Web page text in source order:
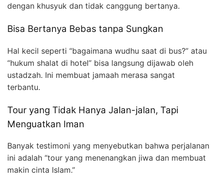
dengan khusyuk dan tidak canggung bertanya.
Bisa Bertanya Bebas tanpa Sungkan
Hal kecil seperti “bagaimana wudhu saat di bus?” atau
“hukum shalat di hotel” bisa langsung dijawab oleh
ustadzah. Ini membuat jamaah merasa sangat
terbantu.
Tour yang Tidak Hanya Jalan-jalan, Tapi
Menguatkan Iman
Banyak testimoni yang menyebutkan bahwa perjalanan
ini adalah “tour yang menenangkan jiwa dan membuat
makin cinta Islam.”